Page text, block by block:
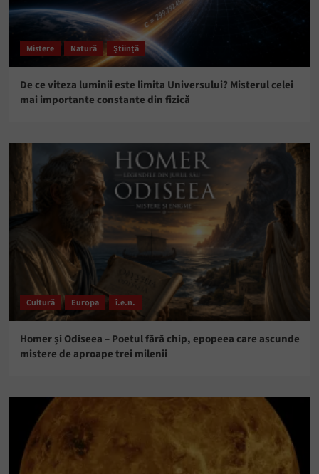
Mistere Natură Știință
De ce viteza luminii este limita Universului? Misterul celei
mai importante constante din fizică
Cultură Europa î.e.n.
Homer și Odiseea – Poetul fără chip, epopeea care ascunde
mistere de aproape trei milenii